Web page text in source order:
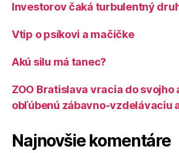
Investorov čaká turbulentný
Vtip o psíkovi a mačičke
Akú silu má tanec?
ZOO Bratislava vracia do svojho
obľúbenú zábavno-vzdelávaciu
Najnovšie komentáre